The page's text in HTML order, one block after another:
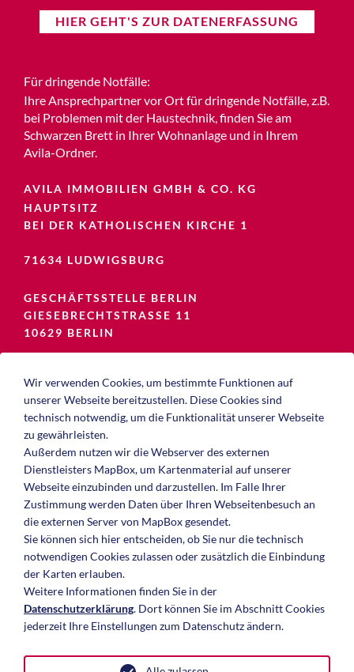
HIER GEHT'S ZUR DATENERFASSUNG
Für dringende Notfälle:
Ihre Ansprechpartner vor Ort für dringende Notfälle, z.B.
bei Problemen mit der Haustechnik, finden Sie am
Schwarzen Brett in Ihrer Wohnanlage und in Ihrem
Avila-Ordner.
AVILA IMMOBILIEN GMBH & CO. KG
HAUPTSITZ
BEI DER KATHOLISCHEN KIRCHE 1
71634 LUDWIGSBURG
GESCHÄFTSSTELLE BERLIN
GIESEBRECHTSTRASSE 11
10629 BERLIN
FAX:
07141 911-7301
MAIL:
kontakt[at]avila-immobilien.de
HOME
ÜBER UNS
INVESTOREN & EIGENTÜMER
Wir verwenden Cookies, um bestimmte Funktionen auf
unserer Webseite bereitzustellen. Diese Cookies sind
technisch notwendig, um die Funktionalität unserer Webseite
zu gewährleisten.
Außerdem nutzen wir die Webserver des externen
Dienstleisters MapBox, um Kartenmaterial auf unserer
Webseite einzubinden und darzustellen. Im Falle Ihrer
Zustimmung werden Daten über Ihren Webseitenbesuch an
die externen Server von MapBox gesendet.
Sie können sich hier entscheiden, ob Sie nur die technisch
notwendigen Cookies zulassen oder zusätzlich die Einbindung
der Karten erlauben.
Weitere Informationen finden Sie in der
Datenschutzerklärung. Dort können Sie im Abschnitt Cookies
jederzeit Ihre Einstellungen zum Datenschutz ändern.